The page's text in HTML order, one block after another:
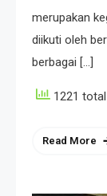
merupakan
diikuti oleh
berbagai […]
1221
Read More